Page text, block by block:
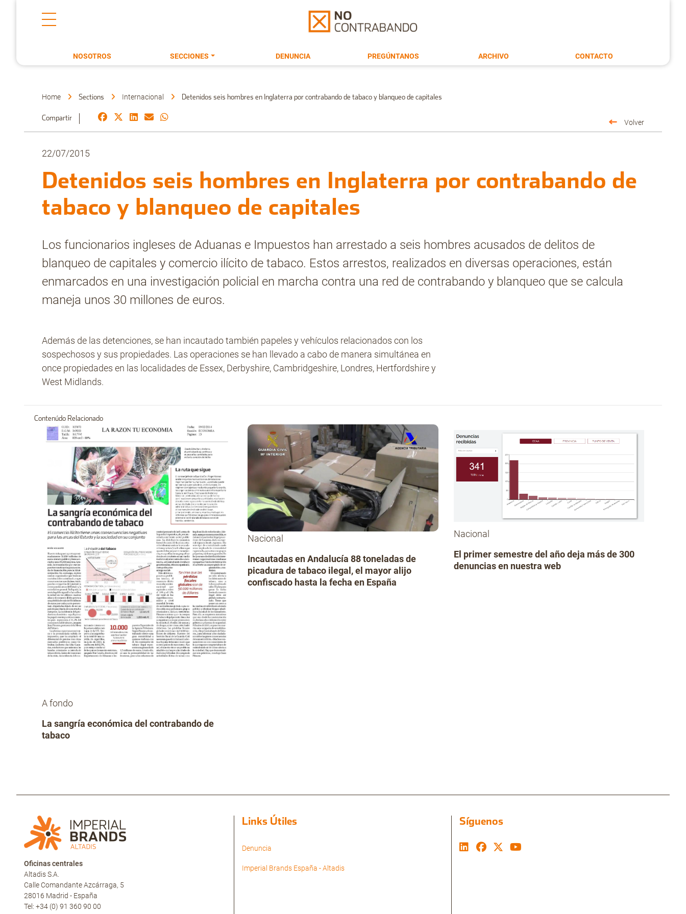
NOSOTROS SECCIONES DENUNCIA PREGÚNTANOS ARCHIVO CONTACTO
Home Sections Internacional Detenidos seis hombres en Inglaterra por contrabando de tabaco y blanqueo de capitales
Compartir Volver
22/07/2015
Detenidos seis hombres en Inglaterra por contrabando de
tabaco y blanqueo de capitales
Los funcionarios ingleses de Aduanas e Impuestos han arrestado a seis hombres acusados de delitos de
blanqueo de capitales y comercio ilícito de tabaco. Estos arrestos, realizados en diversas operaciones, están
enmarcados en una investigación policial en marcha contra una red de contrabando y blanqueo que se calcula
maneja unos 30 millones de euros.
Además de las detenciones, se han incautado también papeles y vehículos relacionados con los
sospechosos y sus propiedades. Las operaciones se han llevado a cabo de manera simultánea en
once propiedades en las localidades de Essex, Derbyshire, Cambridgeshire, Londres, Hertfordshire y
West Midlands.
Contenúdo Relacionado
A fondo
La sangría económica del contrabando de
tabaco
Nacional
Incautadas en Andalucía 88 toneladas de
picadura de tabaco ilegal, el mayor alijo
confiscado hasta la fecha en España
Nacional
El primer semestre del año deja más de 300
denuncias en nuestra web
Oficinas centrales
Altadis S.A.
Calle Comandante Azcárraga, 5
28016 Madrid - España
Tel: +34 (0) 91 360 90 00
Links Útiles
Denuncia
Imperial Brands España - Altadis
Síguenos